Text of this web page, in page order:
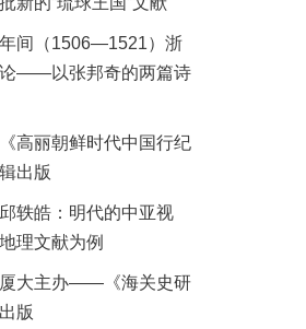
间（1506—1521）浙
——以张邦奇的两篇诗
高丽朝鲜时代中国行纪
出版
轶皓：明代的中亚视
理文献为例
厦大主办——《海关史研
版